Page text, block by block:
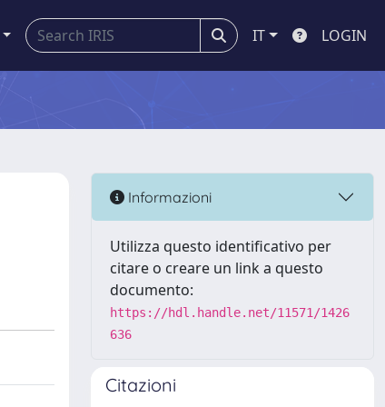
IT LOGIN
Informazioni
Utilizza questo identificativo per
citare o creare un link a questo
documento:
https://hdl.handle.net/11571/1426
636
Citazioni